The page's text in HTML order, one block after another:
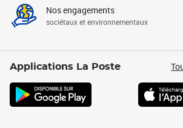
Nos engagements
sociétaux et environnementaux
Applications La Poste